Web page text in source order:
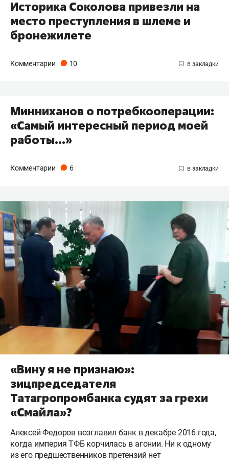
Историка Соколова привезли на
место преступления в шлеме и
бронежилете
Комментарии 10
Минниханов о потребкооперации:
«Самый интересный период моей
работы...»
Комментарии 6
«Вину я не признаю»:
зицпредседателя
Татагропромбанка судят за грехи
«Смайла»?
Алексей Федоров возглавил банк в декабре 2016 года,
когда империя ТФБ корчилась в агонии. Ни к одному
из его предшественников претензий нет